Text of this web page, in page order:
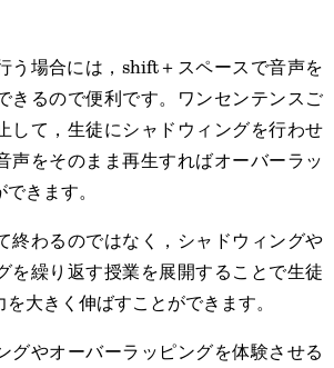
う場合には，shift＋スペースで音声を
きるので便利です。ワンセンテンスご
して，生徒にシャドウィングを行わせ
声をそのまま再生すればオーバーラッ
きます。
終わるのではなく，シャドウィングや
を繰り返す授業を展開することで生徒
大きく伸ばすことができます。
グやオーバーラッピングを体験させる